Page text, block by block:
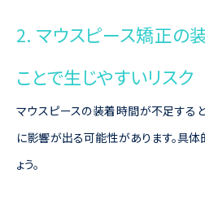
2. マウスピース矯正の
ことで生じやすいリスク
マウスピースの装着時間が不足する
に影響が出る可能性があります。具体
ょう。